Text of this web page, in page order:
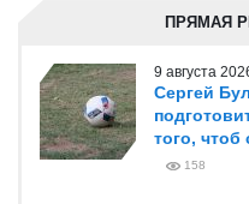
ПРЯМАЯ
9 августа
Сергей
того, чтоб
158